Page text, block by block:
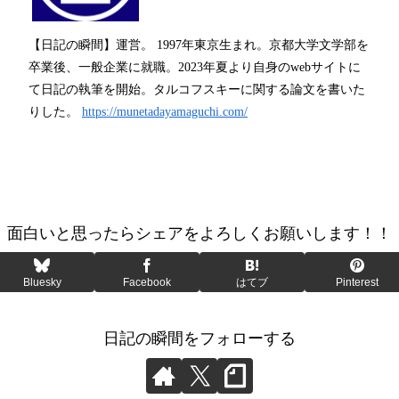
【日記の瞬間】運営。 1997年東京生まれ。京都大学文学部を
卒業後、一般企業に就職。2023年夏より自身のwebサイトに
て日記の執筆を開始。タルコフスキーに関する論文を書いた
りした。 https://munetadayamaguchi.com/
面白いと思ったらシェアをよろしくお願いします！！
Bluesky Facebook はてブ Pinterest
日記の瞬間をフォローする